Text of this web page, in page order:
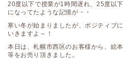
20度以下で授業が1時間遅れ、25度以
になってたような記憶が・・
寒い冬が始まりましたが、ポジティブ
いきますよ～！
本日は、札幌市西区のお客様から、絵
等をお売り頂きました。